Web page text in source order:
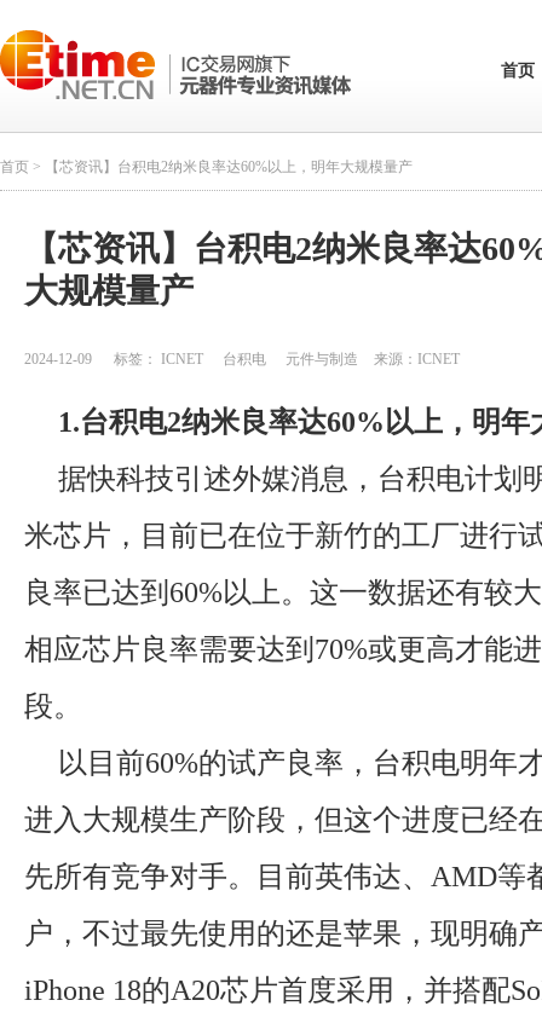
首页
首页 > 【芯资讯】台积电2纳米良率达60%以上，明年大规模量产
【芯资讯】台积电2纳米良率达
大规模量产
2024-12-09 标签： ICNET 台积电 元件与制造 来源： ICNET
1.台积电2纳米良率达60%以上，明年
据快科技引述外媒消息，台积电计划
米芯片，目前已在位于新竹的工厂进行
良率已达到60%以上。这一数据还有较
相应芯片良率需要达到70%或更高才能
段。
以目前60%的试产良率，台积电明年
进入大规模生产阶段，但这个进度已经
先所有竞争对手。目前英伟达、AMD等
户，不过最先使用的还是苹果，现明确
iPhone 18的A20芯片首度采用，并搭配